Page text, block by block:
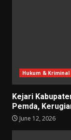
Hukum & Kriminal
Kejari
Pemda,
June 12, 2026